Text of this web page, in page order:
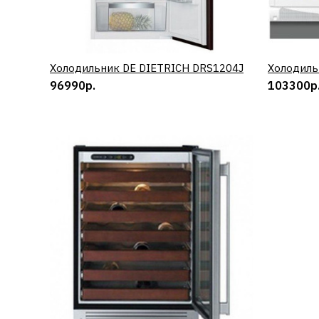
КУПИТЬ
Холодильник DE DIETRICH DRS1204J
96990р.